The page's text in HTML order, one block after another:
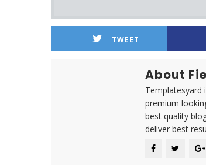
TWEET
About
Templatesyard
premium
best quality
deliver best